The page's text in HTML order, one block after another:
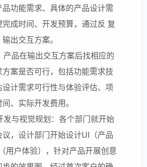
品功能需求、具体的产品设计需
完成时间、开发预算，通过反 复
出交互方案。
产品在输出交互方案后找相应的
案是否可行，包括功能需求技
设计需求可行性与体验评估、项
、实际开发费用。
发与视觉规划：各个部门就开始
，设计部门开始设计UI（产品
用户体验），针对产品开展创意